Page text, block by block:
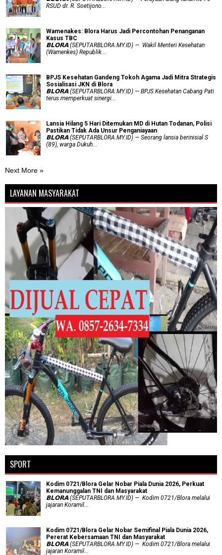
RSUD dr. R. Soetijono...
Wamenakes: Blora Harus Jadi Percontohan Penanganan
Kasus TBC
𝗕𝗟𝗢𝗥𝗔 (SEPUTARBLORA.MY.ID) — Wakil Menteri Kesehatan
(Wamenkes) Republik...
BPJS Kesehatan Gandeng Tokoh Agama Jadi Mitra Strategis
Sosialisasi JKN di Blora
𝗕𝗟𝗢𝗥𝗔 (SEPUTARBLORA.MY.ID) — BPJS Kesehatan Cabang Pati
terus memperkuat sinergi...
Lansia Hilang 5 Hari Ditemukan MD di Hutan Todanan, Polisi
Pastikan Tidak Ada Unsur Penganiayaan
𝗕𝗟𝗢𝗥𝗔 (SEPUTARBLORA.MY.ID) — Seorang lansia berinisial S
(89), warga Dukuh...
Next More »
LAYANAN MASYARAKAT
SPORT
Kodim 0721/Blora Gelar Nobar Piala Dunia 2026, Perkuat
Kemanunggalan TNI dan Masyarakat
𝗕𝗟𝗢𝗥𝗔 (SEPUTARBLORA.MY.ID) — Kodim 0721/Blora melalui
jajaran Koramil...
Kodim 0721/Blora Gelar Nobar Semifinal Piala Dunia 2026,
Pererat Kebersamaan TNI dan Masyarakat
𝗕𝗟𝗢𝗥𝗔 (SEPUTARBLORA.MY.ID) — Kodim 0721/Blora melalui
jajaran Koramil...